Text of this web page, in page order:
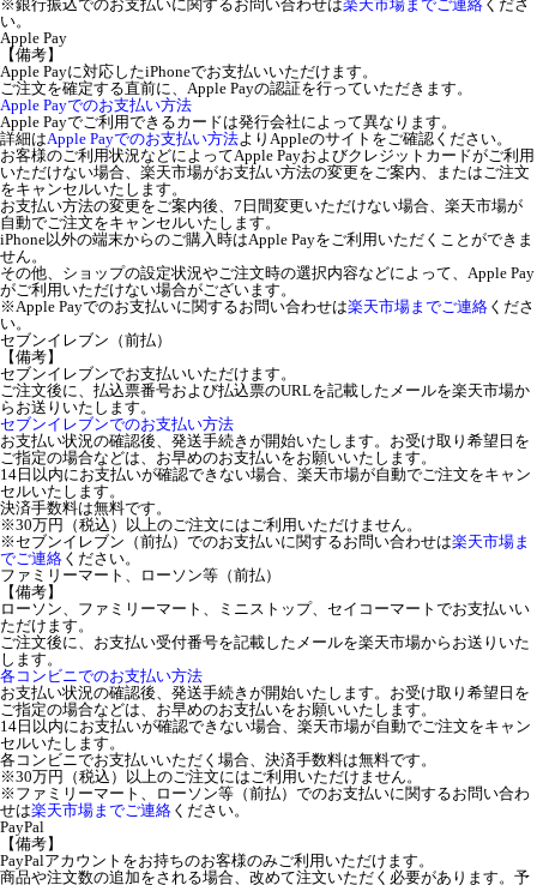
※銀行振込でのお支払いに関するお問い合わせは楽天市場までご連絡 くださ
い。
Apple Pay
【備考】
Apple Payに対応したiPhoneでお支払いいただけます。
ご注文を確定する直前に、Apple Payの認証を行っていただきます。
Apple Payでのお支払い方法
Apple Payでご利用できるカードは発行会社によって異なります。
詳細はApple Payでのお支払い方法よりAppleのサイトをご確認ください。
お客様のご利用状況などによってApple Payおよびクレジットカードがご利用
いただけない場合、楽天市場がお支払い方法の変更をご案内、またはご注文
をキャンセルいたします。
お支払い方法の変更をご案内後、7日間変更いただけない場合、楽天市場が
自動でご注文をキャンセルいたします。
iPhone以外の端末からのご購入時はApple Payをご利用いただくことができま
せん。
その他、ショップの設定状況やご注文時の選択内容などによって、Apple Pay
がご利用いただけない場合がございます。
※Apple Payでのお支払いに関するお問い合わせは楽天市場までご連絡 くださ
い。
セブンイレブン（前払）
【備考】
セブンイレブンでお支払いいただけます。
ご注文後に、払込票番号および払込票のURLを記載したメールを楽天市場か
らお送りいたします。
セブンイレブンでのお支払い方法
お支払い状況の確認後、発送手続きが開始いたします。お受け取り希望日を
ご指定の場合などは、お早めのお支払いをお願いいたします。
14日以内にお支払いが確認できない場合、楽天市場が自動でご注文をキャン
セルいたします。
決済手数料は無料です。
※30万円（税込）以上のご注文にはご利用いただけません。
※セブンイレブン（前払）でのお支払いに関するお問い合わせは楽天市場ま
でご連絡 ください。
ファミリーマート、ローソン等（前払）
【備考】
ローソン、ファミリーマート、ミニストップ、セイコーマートでお支払いい
ただけます。
ご注文後に、お支払い受付番号を記載したメールを楽天市場からお送りいた
します。
各コンビニでのお支払い方法
お支払い状況の確認後、発送手続きが開始いたします。お受け取り希望日を
ご指定の場合などは、お早めのお支払いをお願いいたします。
14日以内にお支払いが確認できない場合、楽天市場が自動でご注文をキャン
セルいたします。
各コンビニでお支払いいただく場合、決済手数料は無料です。
※30万円（税込）以上のご注文にはご利用いただけません。
※ファミリーマート、ローソン等（前払）でのお支払いに関するお問い合わ
せは楽天市場までご連絡 ください。
PayPal
【備考】
PayPalアカウントをお持ちのお客様のみご利用いただけます。
商品や注文数の追加をされる場合、改めて注文いただく必要があります。予